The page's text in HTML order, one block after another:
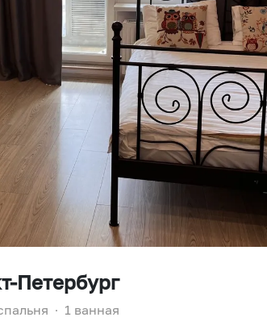
Петербург
∙ 1 ванная